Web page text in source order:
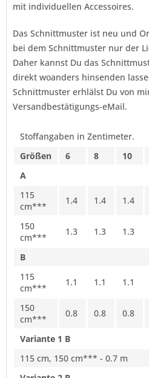
mit individuellen Accessoires.
Das Schnittmuster ist neu und
bei dem Schnittmuster nur der
Daher kannst Du das
direkt woanders hinsenden
Schnittmuster erhlälst Du von
Versandbestätigungs-eMail.
Stoffangaben in Zentimeter.
Größen
6 8 10
A
115
cm***
1.4 1.4 1.4
150
cm***
1.3 1.3 1.3
B
115
cm***
1.1 1.1 1.1
150
cm***
0.8 0.8 0.8
Variante 1 B
115 cm, 150 cm*** - 0.7 m